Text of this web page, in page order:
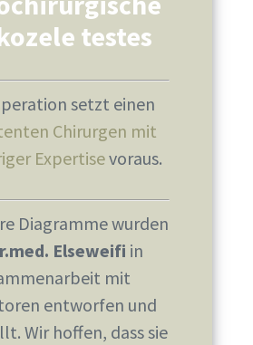
testes
setzt einen
Chirurgen mit
Expertisevoraus.
Diagramme wurden
Elseweifi in
mit
entworfen und
Wir hoffen, dass sie